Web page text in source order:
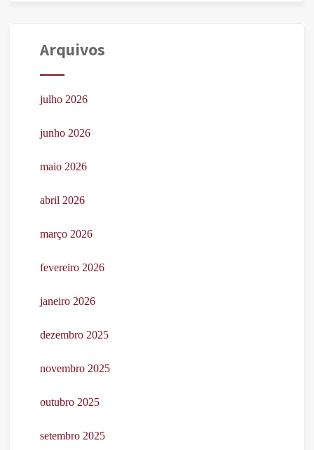
Arquivos
julho 2026
junho 2026
maio 2026
abril 2026
março 2026
fevereiro 2026
janeiro 2026
dezembro 2025
novembro 2025
outubro 2025
setembro 2025